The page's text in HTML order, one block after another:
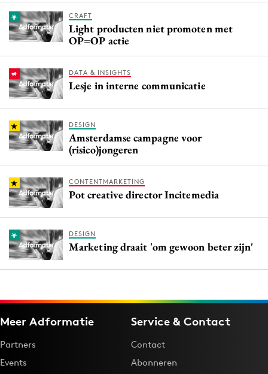
CRAFT
Light producten niet promoten met
OP=OP actie
DATA & INSIGHTS
Lesje in interne communicatie
DESIGN
Amsterdamse campagne voor
(risico)jongeren
CONTENTMARKETING
Pot creative director Incitemedia
DESIGN
Marketing draait 'om gewoon beter zijn'
Meer Adformatie
Partners
Events
Service & Contact
Contact
Abonneren